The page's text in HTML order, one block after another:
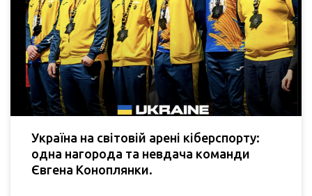
Україна на світовій арені кіберспорту:
одна нагорода та невдача команди
Євгена Коноплянки.